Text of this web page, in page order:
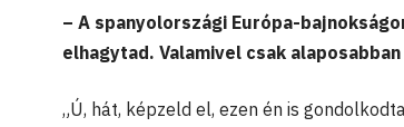
– A spanyolországi Európa-
elhagytad. Valamivel csak
„Ú, hát, képzeld el, ezen én is